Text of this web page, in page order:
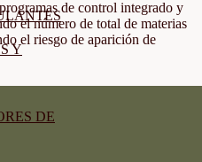
Y
DE
de control integrado y
el número de total de materias
el riesgo de aparición de